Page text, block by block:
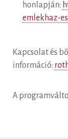
honlapján:
emlekhaz-
Kapcsolat és
információ:
A